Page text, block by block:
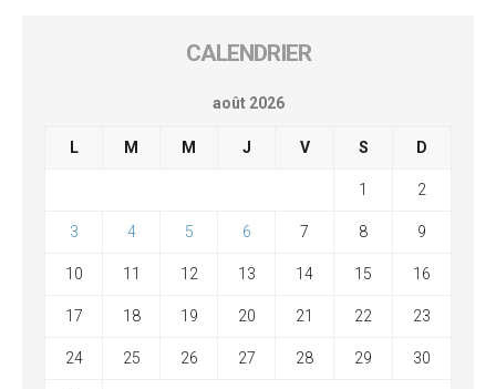
CALENDRIER
août 2026
L M M J V S D
1 2
3 4 5 6 7 8 9
10 11 12 13 14 15 16
17 18 19 20 21 22 23
24 25 26 27 28 29 30